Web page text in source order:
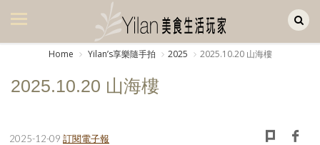
美食集
Home Yilanʼs享樂隨手拍 2025 2025.10.20 山海樓
2025.10.20 山海樓
2025-12-09 訂閱電子報